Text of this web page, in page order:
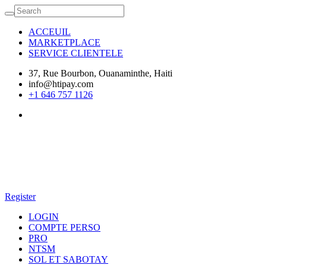
ACCEUIL
MARKETPLACE
SERVICE CLIENTELE
37, Rue Bourbon, Ouanaminthe, Haiti
info@htipay.com
+1 646 757 1126
Register
LOGIN
COMPTE PERSO
PRO
NTSM
SOL ET SABOTAY